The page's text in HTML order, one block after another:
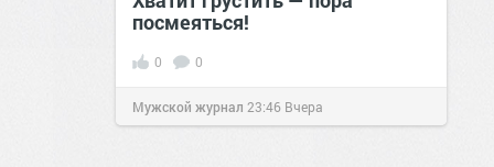
посмеяться!
0 0
Мужской журнал 23:46 Вчера